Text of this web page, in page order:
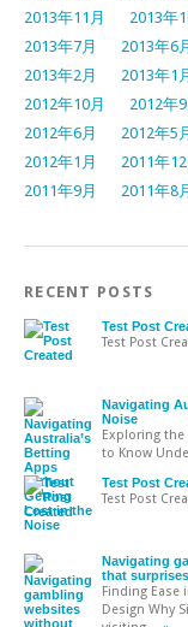
2013年11月
2013年
2013年7月
2013年6
2013年2月
2013年1
2012年10月
2012年
2012年6月
2012年5
2012年1月
2011年
2011年9月
2011年8
RECENT POSTS
Test Post
Test Post
Navigating
Noise
Exploring the
to Know
Test Post
Test Post
Navigating
that surprises
Finding Ease
Design Why